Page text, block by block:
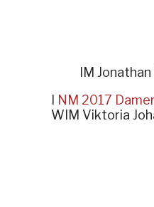
IM
I NM 2017 Damer
WIM Viktoria